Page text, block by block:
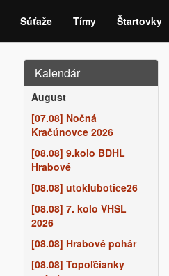
Súťaže Tímy Štartovky
Kalendár
August
[07.08] Nočná
Kračúnovce 2026
[08.08] 9.kolo BDHL
Hrabové
[08.08] utoklubotice26
[08.08] 7. kolo VHSL
2026
[08.08] Hrabové pohár
[08.08] Topoľčianky